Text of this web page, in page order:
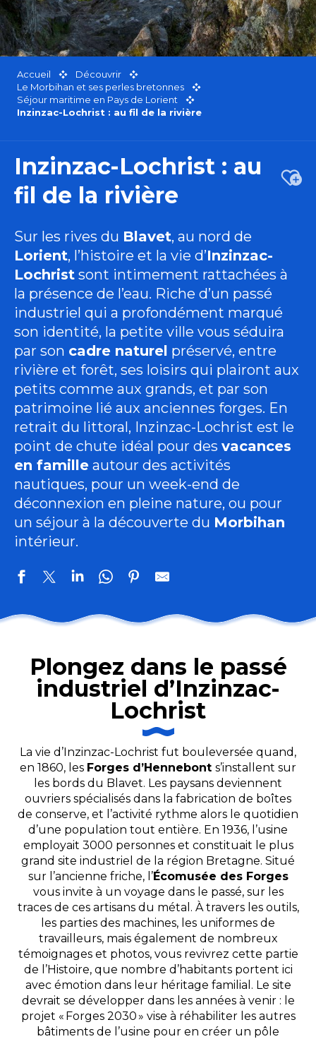
Accueil
Découvrir
Le Morbihan et ses perles bretonnes
Séjour maritime en Pays de Lorient
Inzinzac-Lochrist : au fil de la rivière
Inzinzac-Lochrist : au
fil de la rivière
Sur les rives du Blavet, au nord de
Lorient, l’histoire et la vie d’Inzinzac-
Lochrist sont intimement rattachées à
la présence de l’eau. Riche d’un passé
industriel qui a profondément marqué
son identité, la petite ville vous séduira
par son cadre naturel préservé, entre
rivière et forêt, ses loisirs qui plairont aux
petits comme aux grands, et par son
patrimoine lié aux anciennes forges. En
retrait du littoral, Inzinzac-Lochrist est le
point de chute idéal pour des vacances
en famille autour des activités
nautiques, pour un week-end de
déconnexion en pleine nature, ou pour
un séjour à la découverte du Morbihan
intérieur.
Plongez dans le passé
industriel d’Inzinzac-
Lochrist
La vie d’Inzinzac-Lochrist fut bouleversée quand,
en 1860, les Forges d’Hennebont s’installent sur
les bords du Blavet. Les paysans deviennent
ouvriers spécialisés dans la fabrication de boîtes
de conserve, et l’activité rythme alors le quotidien
d’une population tout entière. En 1936, l’usine
employait 3000 personnes et constituait le plus
grand site industriel de la région Bretagne. Situé
sur l’ancienne friche, l’Écomusée des Forges
vous invite à un voyage dans le passé, sur les
traces de ces artisans du métal. À travers les outils,
les parties des machines, les uniformes de
travailleurs, mais également de nombreux
témoignages et photos, vous revivrez cette partie
de l’Histoire, que nombre d’habitants portent ici
avec émotion dans leur héritage familial. Le site
devrait se développer dans les années à venir : le
projet « Forges 2030 » vise à réhabiliter les autres
bâtiments de l’usine pour en créer un pôle